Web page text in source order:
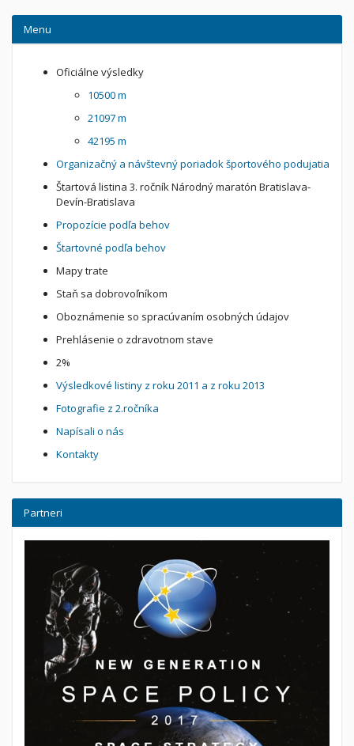
Menu
Oficiálne výsledky
10500 m
21097 m
42195 m
Organizačný a návštevný poriadok športového podujatia
Štartová listina 3. ročník Národný maratón Bratislava-
Devín-Bratislava
Propozície podľa behov
Štartovné podľa behov
Mapy trate
Staň sa dobrovoľníkom
Oboznámenie so spracúvaním osobných údajov
Prehlásenie o zdravotnom stave
2%
Výsledkové listiny z roku 2011 a z roku 2013
Fotografie z 2.ročníka
Napísali o nás
Kontakty
Partneri